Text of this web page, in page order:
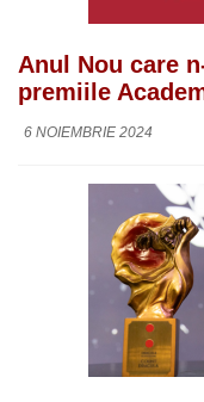
Anul Nou care
premiile
6 NOIEMBRIE 2024